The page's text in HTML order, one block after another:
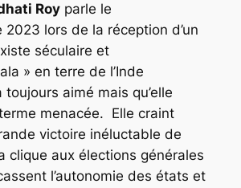
Royparle le
2023 lors de la réception d’un
séculaire et
» en terre de l’Inde
aimé mais qu’elle
menacée. Elle craint
victoire inéluctable de
clique aux élections générales
l’autonomie des états et